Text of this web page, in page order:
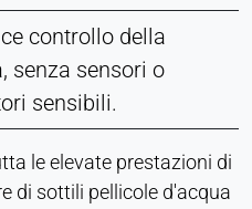
controllo della
senza sensori o
sensibili.
le elevate prestazioni di
di sottili pellicole d'acqua